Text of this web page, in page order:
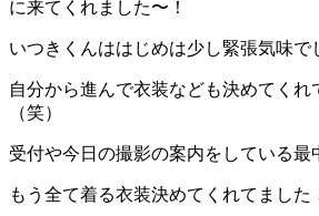
に来てくれました〜！
いつきくんははじめは少し緊張気味で
自分から進んで衣装なども決めてくれ
（笑）
受付や今日の撮影の案内をしている最
もう全て着る衣装決めてくれてまし